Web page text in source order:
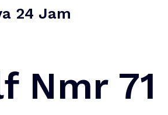
24 Jam
Nmr 71